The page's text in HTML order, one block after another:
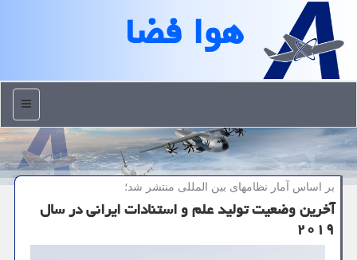
هوا فضا
منو
بر اساس آمار نظامهای بین المللی منتشر شد؛
آخرین وضعیت تولید علم و استنادات ایرانی در سال
۲۰۱۹